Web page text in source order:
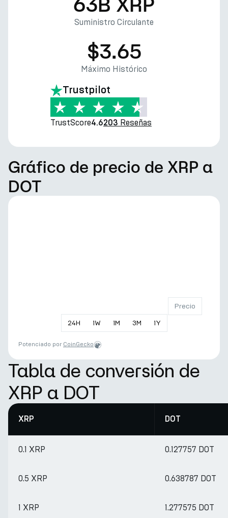
Suministro Circulante
$3.65
Máximo Histórico
Trustpilot
TrustScore4.6203 Reseñas
Gráfico de precio de XRP a
DOT
24H 1W 1M 3M 1Y
Precio
Potenciado por CoinGecko
Tabla de conversión de
XRP a DOT
XRP DOT
0.1 XRP 0.127757 DOT
0.5 XRP 0.638787 DOT
1 XRP 1.277575 DOT